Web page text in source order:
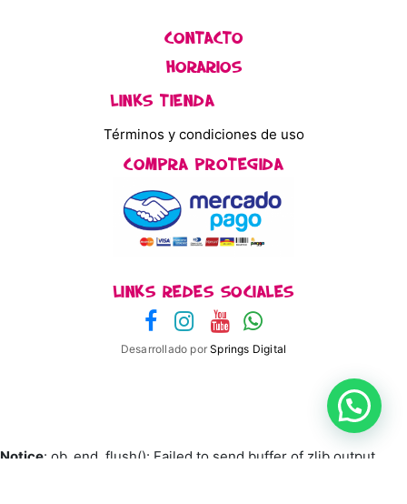
CONTACTO
HORARIOS
LINKS TIENDA
Términos y condiciones de uso
COMPRA PROTEGIDA
LINKS REDES SOCIALES
Desarrollado porSprings Digital
Notice: ob_end_flush(): Failed to send buffer of zlib output